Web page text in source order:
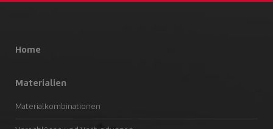
Home
Materialien
Materialkombinationen